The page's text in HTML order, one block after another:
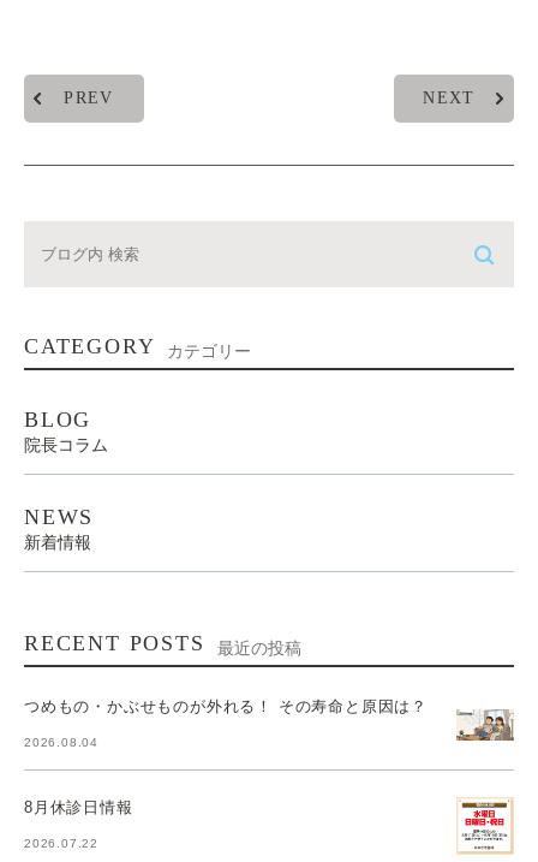
PREV NEXT
CATEGORY カテゴリー
BLOG
院長コラム
NEWS
新着情報
RECENT POSTS 最近の投稿
つめもの・かぶせものが外れる！ その寿命と原因は？
2026.08.04
8月休診日情報
2026.07.22